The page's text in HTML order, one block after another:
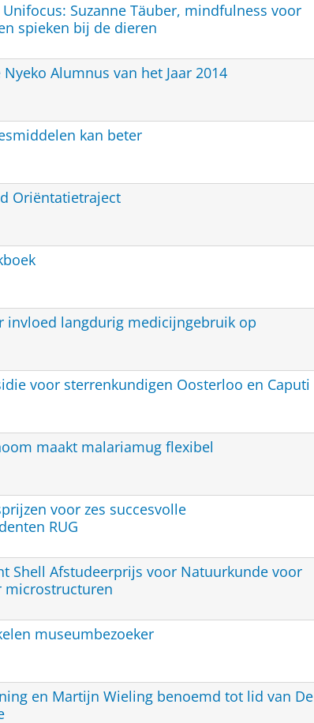
Suzanne Täuber, mindfulness voor
spieken bij de dieren
Alumnus van het Jaar 2014
kan beter
Oriëntatietraject
invloed langdurig medicijngebruik op
voor sterrenkundigen Oosterloo en Caputi
maakt malariamug flexibel
voor zes succesvolle
RUG
Shell Afstudeerprijs voor Natuurkunde voor
microstructuren
museumbezoeker
en Martijn Wieling benoemd tot lid van De